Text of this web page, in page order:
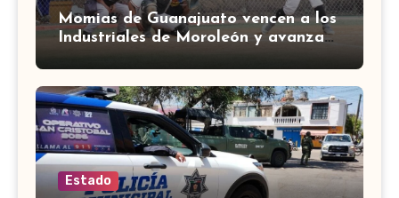
Momias de Guanajuato vencen a los
Industriales de Moroleón y avanzan
a la final estatal de béisbol
Estado